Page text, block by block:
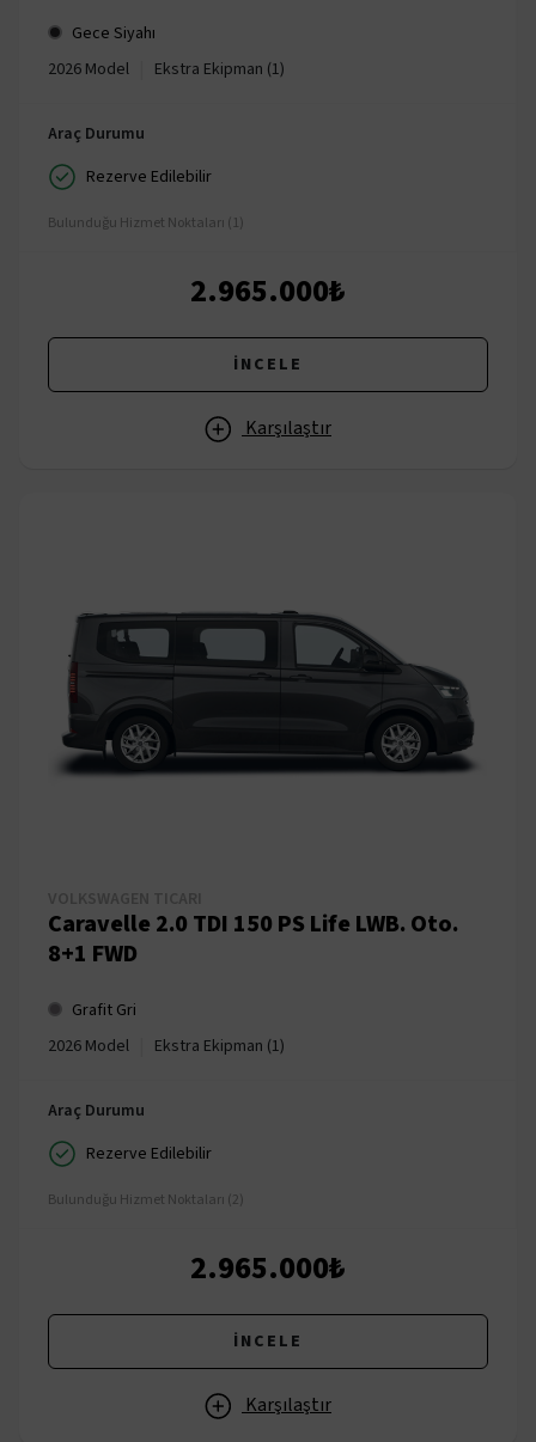
Gece Siyahı
2026 Model
Ekstra Ekipman (1)
Araç Durumu
Rezerve Edilebilir
Bulunduğu Hizmet Noktaları (1)
2.965.000₺
İNCELE
Karşılaştır
Caravelle 2.0 TDI 150 PS Life LWB. Oto.
8+1 FWD
Grafit Gri
2026 Model
Ekstra Ekipman (1)
Araç Durumu
Rezerve Edilebilir
Bulunduğu Hizmet Noktaları (2)
2.965.000₺
İNCELE
Karşılaştır